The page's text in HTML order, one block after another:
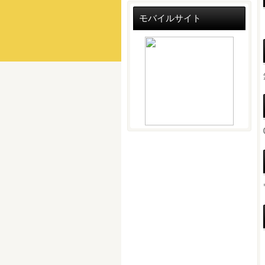
モバイルサイト